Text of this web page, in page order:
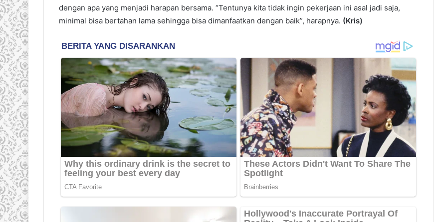
dengan apa yang menjadi harapan bersama. “Tentunya kita tidak ingin pekerjaan ini asal jadi saja,
minimal bisa bertahan lama sehingga bisa dimanfaatkan dengan baik”, harapnya. (Kris)